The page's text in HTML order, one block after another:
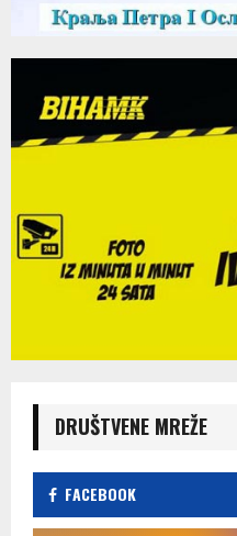
DRUŠTVENE MREŽE
FACEBOOK